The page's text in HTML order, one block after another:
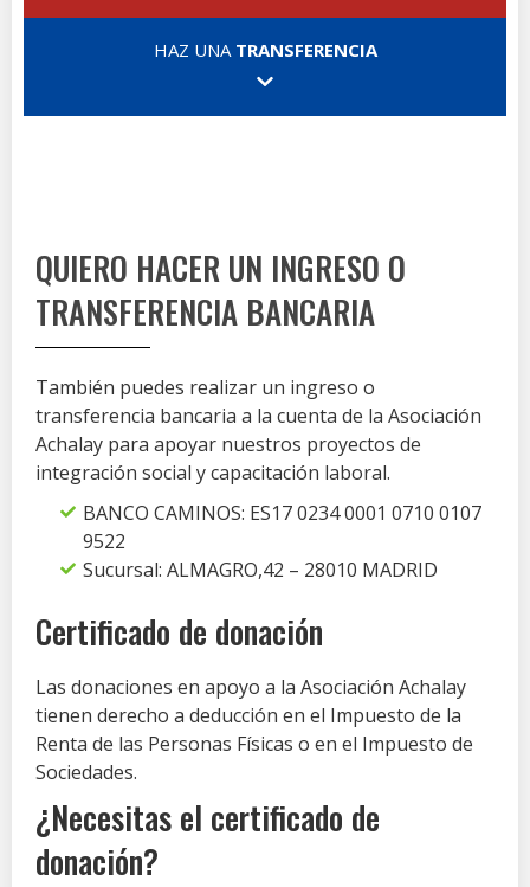
HAZ UNA TRANSFERENCIA
QUIERO HACER UN INGRESO O
TRANSFERENCIA BANCARIA
También puedes realizar un ingreso o
transferencia bancaria a la cuenta de la Asociación
Achalay para apoyar nuestros proyectos de
integración social y capacitación laboral.
BANCO CAMINOS: ES17 0234 0001 0710 0107
9522
Sucursal: ALMAGRO,42 – 28010 MADRID
Certificado de donación
Las donaciones en apoyo a la Asociación Achalay
tienen derecho a deducción en el Impuesto de la
Renta de las Personas Físicas o en el Impuesto de
Sociedades.
¿Necesitas el certificado de
donación?